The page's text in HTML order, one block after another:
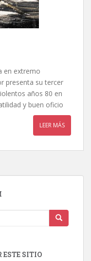
en extremo
presenta su tercer
años 80 en
y buen oficio
LEER MÁS
SITIO